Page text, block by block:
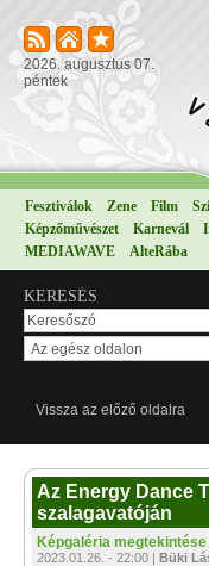
2026. augusztus 07.
péntek
Fesztiválok Zene Film
Képzőművészet
Karnevál
MEDIAWAVE
AlteRába
KERESÉS
Vissza az előző oldalra
Az Energy Dance
szalagavatóján
Képgaléria megtekintése
2023.01.26. - 22:00 | Büki